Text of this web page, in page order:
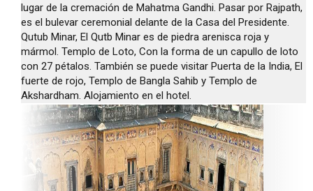
lugar de la cremación de Mahatma Gandhi. Pasar por Rajpath,
es el bulevar ceremonial delante de la Casa del Presidente.
Qutub Minar, El Qutb Minar es de piedra arenisca roja y
mármol. Templo de Loto, Con la forma de un capullo de loto
con 27 pétalos. También se puede visitar Puerta de la India, El
fuerte de rojo, Templo de Bangla Sahib y Templo de
Akshardham. Alojamiento en el hotel.